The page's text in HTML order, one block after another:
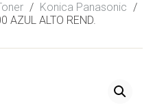
/ Konica Panasonic /
AZUL ALTO REND.